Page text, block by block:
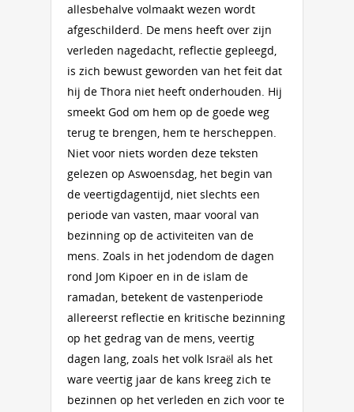
allesbehalve volmaakt wezen wordt
afgeschilderd. De mens heeft over zijn
verleden nagedacht, reflectie gepleegd,
is zich bewust geworden van het feit dat
hij de Thora niet heeft onderhouden. Hij
smeekt God om hem op de goede weg
terug te brengen, hem te herscheppen.
Niet voor niets worden deze teksten
gelezen op Aswoensdag, het begin van
de veertigdagentijd, niet slechts een
periode van vasten, maar vooral van
bezinning op de activiteiten van de
mens. Zoals in het jodendom de dagen
rond Jom Kipoer en in de islam de
ramadan, betekent de vastenperiode
allereerst reflectie en kritische bezinning
op het gedrag van de mens, veertig
dagen lang, zoals het volk Israël als het
ware veertig jaar de kans kreeg zich te
bezinnen op het verleden en zich voor te